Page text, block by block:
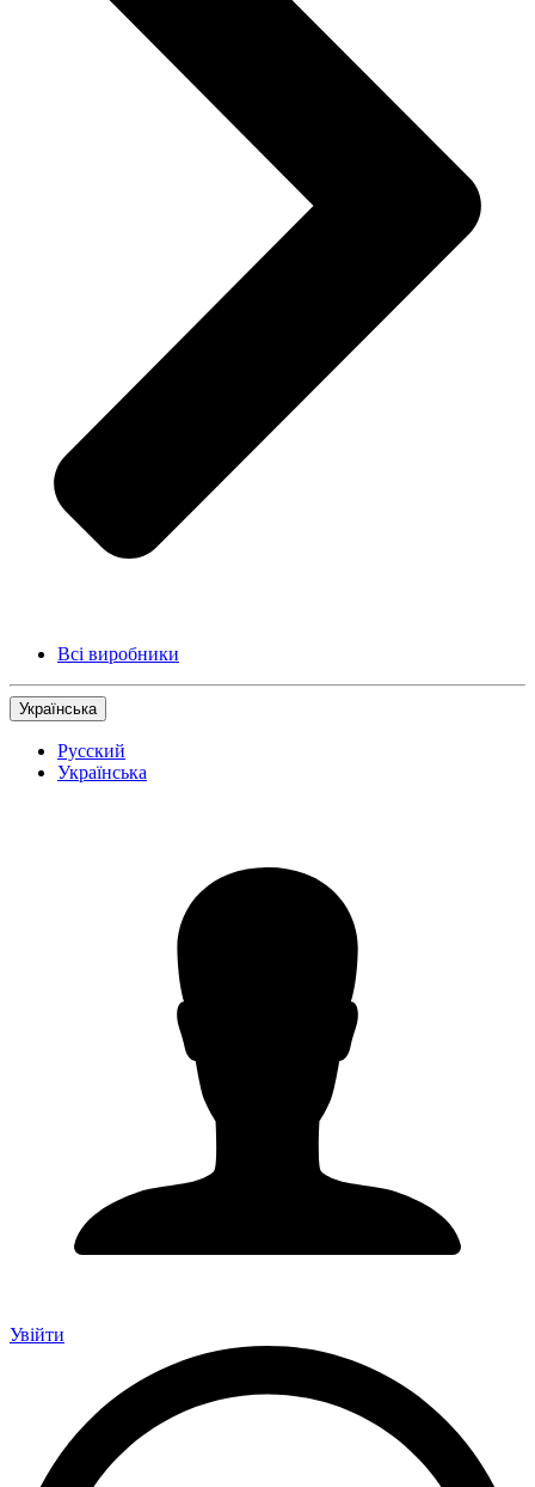
Всі виробники
Українська
Русский
Українська
Увійти